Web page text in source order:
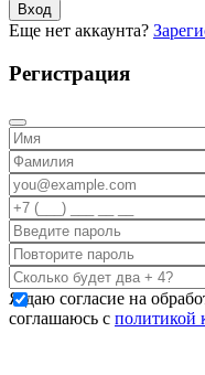
Вход
Еще нет аккаунта?
Регистрация
Я даю согласие на
соглашаюсь с политикой